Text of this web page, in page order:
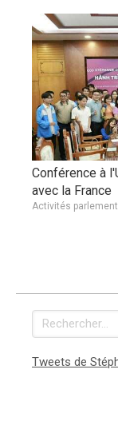
Conférence à
avec la France
Activités
Rechercher
Tweets de